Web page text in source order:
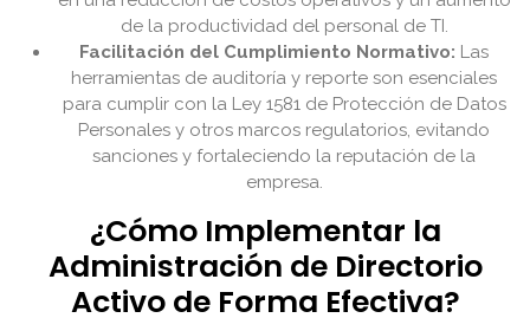
de la productividad del personal de TI.
Facilitación del Cumplimiento Normativo: Las
herramientas de auditoría y reporte son esenciales
para cumplir con la Ley 1581 de Protección de Datos
Personales y otros marcos regulatorios, evitando
sanciones y fortaleciendo la reputación de la
empresa.
¿Cómo Implementar la
Administración de Directorio
Activo de Forma Efectiva?